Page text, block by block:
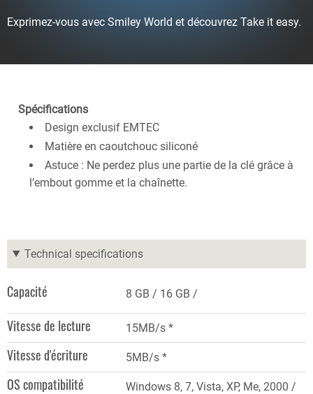
Exprimez-vous avec Smiley World et découvrez Take it easy.
Spécifications
Design exclusif EMTEC
Matière en caoutchouc siliconé
Astuce : Ne perdez plus une partie de la clé grâce à
l’embout gomme et la chaînette.
Technical specifications
Capacité 8 GB 16 GB
Vitesse de lecture 15MB/s *
Vitesse d'écriture 5MB/s *
OS compatibilité
Windows 8, 7, Vista, XP, Me, 2000 /